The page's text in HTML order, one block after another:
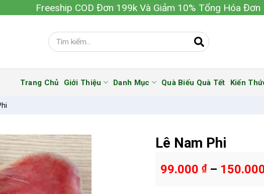
Freeship COD Đơn 199k Và Giảm 10% Tổng Hóa Đơn
Trang Chủ Giới Thiệu Danh Mục Quà Biếu Quà Tết Kiến
Lê Nam Phi
99.000 ₫–